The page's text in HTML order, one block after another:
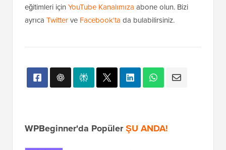
eğitimleri için YouTube Kanalımıza abone olun. Bizi
ayrıca Twitterve Facebook'ta da bulabilirsiniz.
WPBeginner'da PopülerŞU ANDA!